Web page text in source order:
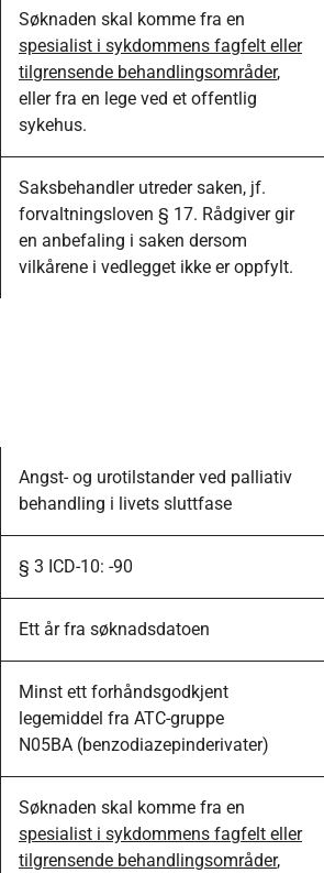
Søknaden skal komme fra en
spesialist i sykdommens fagfelt eller
tilgrensende behandlingsområder,
eller fra en lege ved et offentlig
sykehus.
Saksbehandler utreder saken, jf.
forvaltningsloven § 17. Rådgiver gir
en anbefaling i saken dersom
vilkårene i vedlegget ikke er oppfylt.
Angst- og urotilstander ved palliativ
behandling i livets sluttfase
§ 3 ICD-10: -90
Ett år fra søknadsdatoen
Minst ett forhåndsgodkjent
legemiddel fra ATC-gruppe
N05BA (benzodiazepinderivater)
Søknaden skal komme fra en
spesialist i sykdommens fagfelt eller
tilgrensende behandlingsområder,